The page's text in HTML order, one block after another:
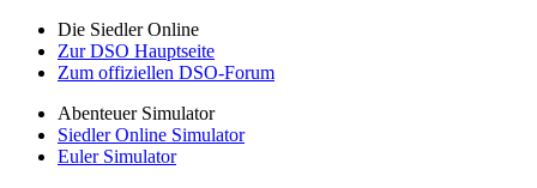
Die Siedler Online
Zur DSO Hauptseite
Zum offiziellen DSO-Forum
Abenteuer Simulator
Siedler Online Simulator
Euler Simulator